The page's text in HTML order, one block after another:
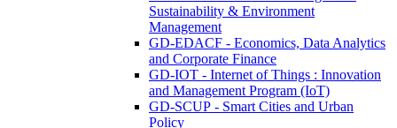
Sustainability & Environment
Management
GD-EDACF - Economics, Data Analytics
and Corporate Finance
GD-IOT - Internet of Things : Innovation
and Management Program (IoT)
GD-SCUP - Smart Cities and Urban
Policy